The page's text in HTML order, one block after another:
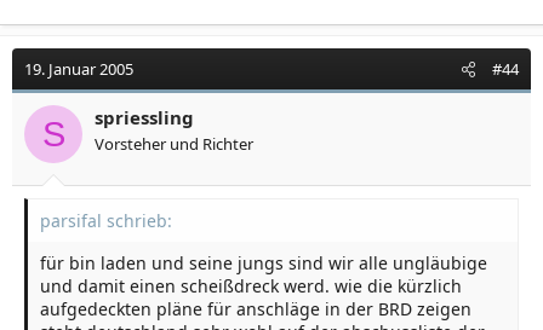
19. Januar 2005 #44
S spriessling
Vorsteher und Richter
parsifal schrieb:
für bin laden und seine jungs sind wir alle ungläubige
und damit einen scheißdreck werd. wie die kürzlich
aufgedeckten pläne für anschläge in der BRD zeigen